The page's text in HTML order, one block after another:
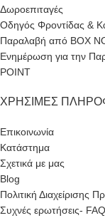
Δωροεπιταγές
Οδηγός Φροντίδας &
Παραλαβή από BOX
Ενημέρωση για την
POINT
ΧΡΉΣΙΜΕΣ
Επικοινωνία
Κατάστημα
Σχετικά με μας
Blog
Πολιτική Διαχείρισης
Συχνές ερωτήσεις-